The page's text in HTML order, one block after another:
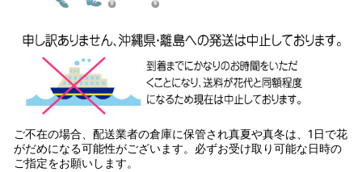
ご不在の場合、配送業者の倉庫に保管され真夏や真冬は、1日で花
がだめになる可能性がございます。必ずお受け取り可能な日時の
ご指定をお願いします。